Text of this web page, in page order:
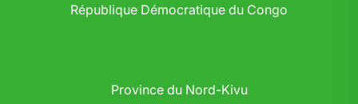
République Démocratique du Congo
Province du Nord-Kivu